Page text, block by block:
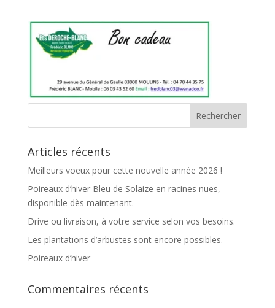
Articles récents
Meilleurs voeux pour cette nouvelle année 2026 !
Poireaux d’hiver Bleu de Solaize en racines nues,
disponible dès maintenant.
Drive ou livraison, à votre service selon vos besoins.
Les plantations d’arbustes sont encore possibles.
Poireaux d’hiver
Commentaires récents